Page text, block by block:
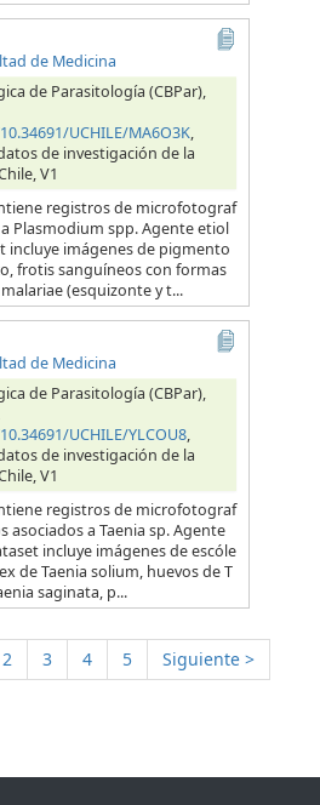
de Medicina
de Parasitología (CBPar),
UCHILE/MA6O3K,
de investigación de la
V1
registros de microfotograf
Plasmodium spp. Agente etiol
incluye imágenes de pigmento
frotis sanguíneos con formas
(esquizonte y t...
de Medicina
de Parasitología (CBPar),
UCHILE/YLCOU8,
de investigación de la
V1
registros de microfotograf
asociados a Taenia sp. Agente
incluye imágenes de escóle
de Taenia solium, huevos de T
saginata, p...
2 3 4 5
Siguiente >